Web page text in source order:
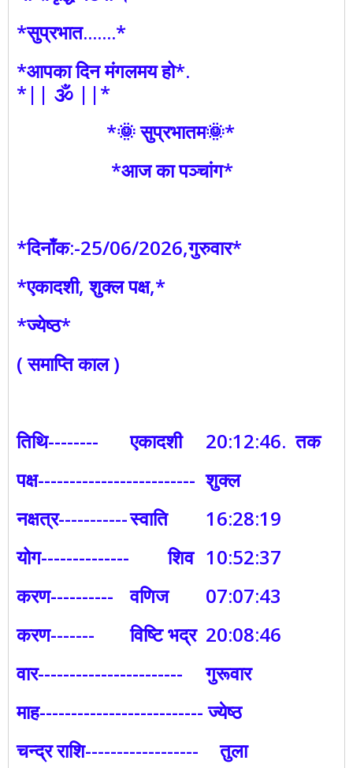
*सुप्रभात.......*
*आपका दिन मंगलमय हो*.
*|| 🕉️ ||*
*🌞 सुप्रभातम🌞*
*आज का पञ्चांग*
*दिनाँक:-25/06/2026,गुरुवार*
*एकादशी, शुक्ल पक्ष,*
*ज्येष्ठ*
( समाप्ति काल )
तिथि-------- एकादशी
20:12:46. तक
पक्ष------------------------- शुक्ल
नक्षत्र-----------स्वाति
16:28:19
योग--------------
शिव 10:52:37
करण----------
वणिज
07:07:43
करण-------
विष्टि भद्र 20:08:46
वार-----------------------
गुरूवार
माह-------------------------- ज्येष्ठ
चन्द्र राशि------------------
तुला